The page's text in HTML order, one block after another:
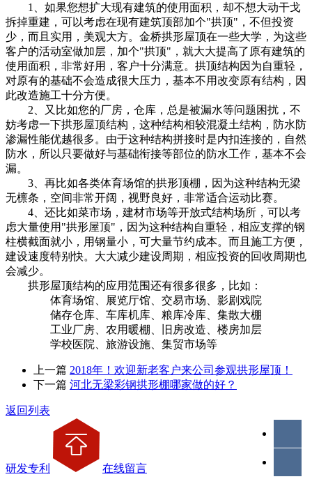
1、如果您想扩大现有建筑的使用面积，却不想大动干戈
拆掉重建，可以考虑在现有建筑顶部加个"拱顶"，不但投资
少，而且实用，美观大方。金桥拱形屋顶在一些大学，为这些
客户的活动室做加层，加个"拱顶"，就大大提高了原有建筑的
使用面积，非常好用，客户十分满意。拱顶结构因为自重轻，
对原有的基础不会造成很大压力，基本不用改变原有结构，因
此改造施工十分方便。
2、又比如您的厂房，仓库，总是被漏水等问题困扰，不
妨考虑一下拱形屋顶结构，这种结构相较混凝土结构，防水防
渗漏性能优越很多。由于这种结构拼接时是内扣连接的，自然
防水，所以只要做好与基础衔接等部位的防水工作，基本不会
漏。
3、再比如各类体育场馆的拱形顶棚，因为这种结构无梁
无檩条，空间非常开阔，视野良好，非常适合运动比赛。
4、还比如菜市场，建材市场等开放式结构场所，可以考
虑大量使用"拱形屋顶"，因为这种结构自重轻，相应支撑的钢
柱横截面就小，用钢量小，可大量节约成本。而且施工方便，
建设速度特别快。大大减少建设周期，相应投资的回收周期也
会减少。
拱形屋顶结构的应用范围还有很多很多，比如：
体育场馆、展览厅馆、交易市场、影剧戏院
储存仓库、车库机库、粮库冷库、集散大棚
工业厂房、农用暖棚、旧房改造、楼房加层
学校医院、旅游设施、集贸市场等
上一篇 2018年！欢迎新老客户来公司参观拱形屋顶！
下一篇 河北无梁彩钢拱形棚哪家做的好？
返回列表
研发专利 在线留言